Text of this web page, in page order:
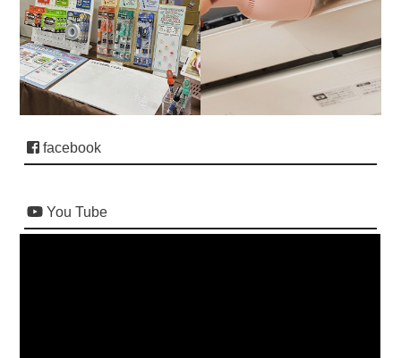
facebook
You Tube